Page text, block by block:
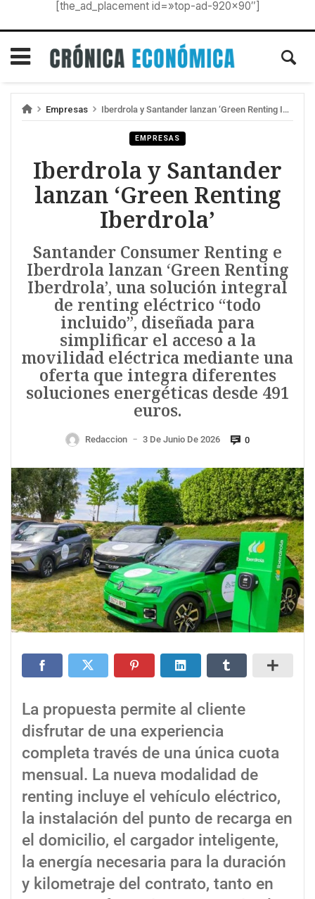
[the_ad_placement id=»top-ad-920×90″]
Empresas Iberdrola y Santander lanzan ‘Green Renting Iberdrola’
EMPRESAS
Iberdrola y Santander
lanzan ‘Green Renting
Iberdrola’
Santander Consumer Renting e
Iberdrola lanzan ‘Green Renting
Iberdrola’, una solución integral
de renting eléctrico “todo
incluido”, diseñada para
simplificar el acceso a la
movilidad eléctrica mediante una
oferta que integra diferentes
soluciones energéticas desde 491
euros.
Redaccion — 3 De Junio De 2026 0
La propuesta permite al cliente
disfrutar de una experiencia
completa través de una única cuota
mensual. La nueva modalidad de
renting incluye el vehículo eléctrico,
la instalación del punto de recarga en
el domicilio, el cargador inteligente,
la energía necesaria para la duración
y kilometraje del contrato, tanto en